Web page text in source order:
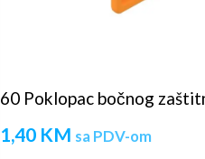
60 Poklopac bočnog
1,40 KM sa PDV-om